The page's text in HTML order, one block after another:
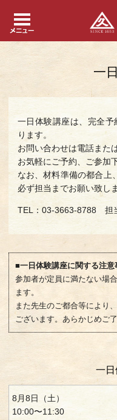
一
一日体験講座は、完全
ります。
お問い合わせは電話また
お気軽にご予約、ご参加
なお、材料準備の都合上
必ず担当までお願い致しま
TEL：03-3663-8788 担
■一日体験講座に関する注意
参加者が定員に満たない場
ます。
また先生のご都合等により
ございます。あらかじめご了
一
8月8日（土）
10:00〜11:30